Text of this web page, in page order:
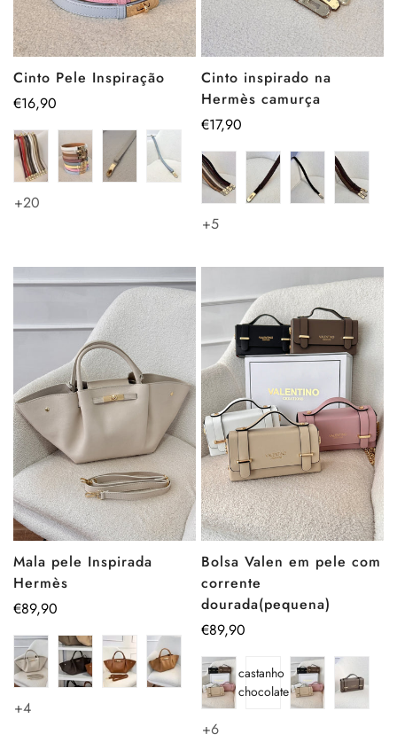
Cinto Pele Inspiração
Preço
€16,90
+20
Cinto inspirado na
Hermès camurça
Preço
€17,90
+5
Mala pele Inspirada
Hermès
Preço
€89,90
+4
Bolsa Valen em pele com
corrente
dourada(pequena)
Preço
€89,90
castanho
chocolate
+6